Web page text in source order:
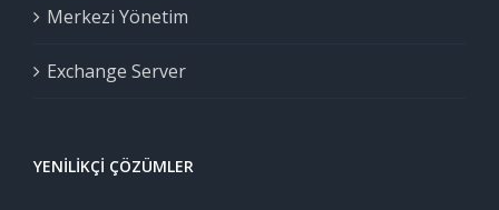
Merkezi Yönetim
Exchange Server
YENILIKÇI ÇÖZÜMLER